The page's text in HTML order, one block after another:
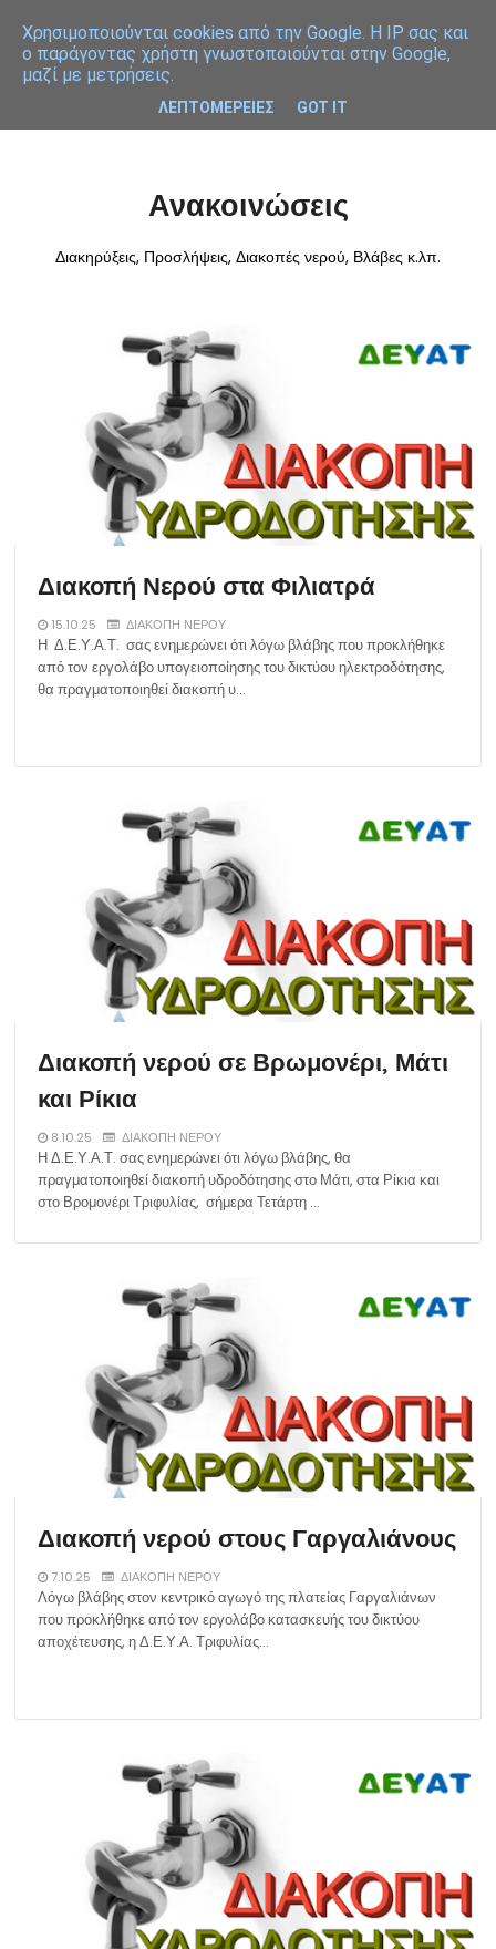
Ανακοινώσεις
Διακηρύξεις, Προσλήψεις, Διακοπές νερού, Βλάβες κ.λπ.
Διακοπή Νερού στα Φιλιατρά
15.10.25 ΔΙΑΚΟΠΗ ΝΕΡΟΥ
Η Δ.Ε.Υ.Α.Τ. σας ενημερώνει ότι λόγω βλάβης που προκλήθηκε
από τον εργολάβο υπογειοποίησης του δικτύου ηλεκτροδότησης,
θα πραγματοποιηθεί διακοπή υ…
Διακοπή νερού σε Βρωμονέρι, Μάτι
και Ρίκια
8.10.25 ΔΙΑΚΟΠΗ ΝΕΡΟΥ
Η Δ.Ε.Υ.Α.Τ. σας ενημερώνει ότι λόγω βλάβης, θα
πραγματοποιηθεί διακοπή υδροδότησης στο Μάτι, στα Ρίκια και
στο Βρομονέρι Τριφυλίας, σήμερα Τετάρτη …
Διακοπή νερού στους Γαργαλιάνους
7.10.25 ΔΙΑΚΟΠΗ ΝΕΡΟΥ
Λόγω βλάβης στον κεντρικό αγωγό της πλατείας Γαργαλιάνων
που προκλήθηκε από τον εργολάβο κατασκευής του δικτύου
αποχέτευσης, η Δ.Ε.Υ.Α. Τριφυλίας…
Χρησιμοποιoύνται cookies από την Google. Η IP σας και
ο παράγοντας χρήστη γνωστοποιούνται στην Google,
μαζί με μετρήσεις.
ΛΕΠΤΟΜΕΡΕΙΕΣ GOT IT